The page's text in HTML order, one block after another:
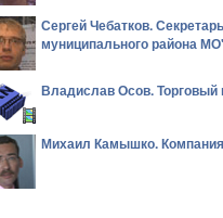
Сергей Чебатков.
муниципального района
Владислав Осов. Торговый
Михаил Камышко.